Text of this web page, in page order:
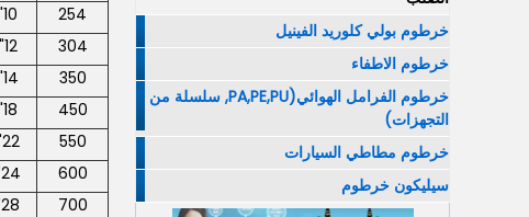
خرطوم بولي كلوريد الفينيل
خرطوم الاطفاء
خرطوم الفرامل الهوائي(PA,PE,PU, سلسلة من
التجهزات)
خرطوم مطاطي السيارات
سيليكون خرطوم
254
10"
304
12"
350
14"
450
18"
550
22"
600
24"
700
28"